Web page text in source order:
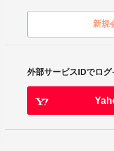
新規
外部サービスIDでログ